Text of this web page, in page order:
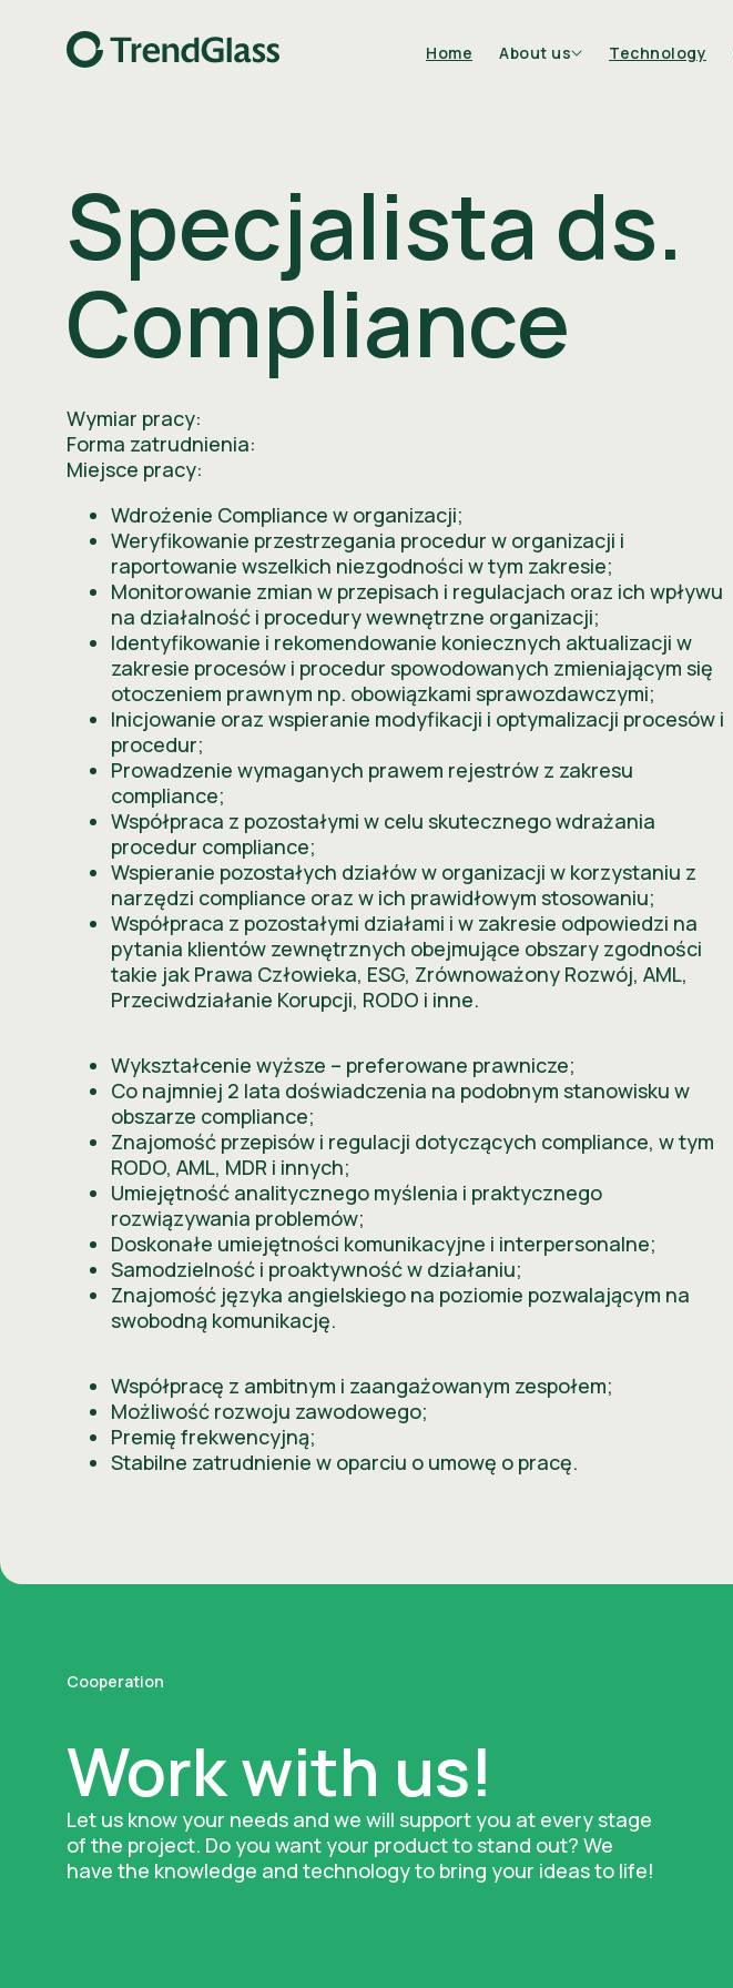
Home About us Technology
Download catalog
History ESG
Specjalista ds.
Compliance
Wymiar pracy:
Forma zatrudnienia:
Miejsce pracy:
Wdrożenie Compliance w organizacji;
Weryfikowanie przestrzegania procedur w organizacji i
raportowanie wszelkich niezgodności w tym zakresie;
Monitorowanie zmian w przepisach i regulacjach oraz ich wpływu
na działalność i procedury wewnętrzne organizacji;
Identyfikowanie i rekomendowanie koniecznych aktualizacji w
zakresie procesów i procedur spowodowanych zmieniającym się
otoczeniem prawnym np. obowiązkami sprawozdawczymi;
Inicjowanie oraz wspieranie modyfikacji i optymalizacji procesów i
procedur;
Prowadzenie wymaganych prawem rejestrów z zakresu
compliance;
Współpraca z pozostałymi w celu skutecznego wdrażania
procedur compliance;
Wspieranie pozostałych działów w organizacji w korzystaniu z
narzędzi compliance oraz w ich prawidłowym stosowaniu;
Współpraca z pozostałymi działami i w zakresie odpowiedzi na
pytania klientów zewnętrznych obejmujące obszary zgodności
takie jak Prawa Człowieka, ESG, Zrównoważony Rozwój, AML,
Przeciwdziałanie Korupcji, RODO i inne.
Wykształcenie wyższe – preferowane prawnicze;
Co najmniej 2 lata doświadczenia na podobnym stanowisku w
obszarze compliance;
Znajomość przepisów i regulacji dotyczących compliance, w tym
RODO, AML, MDR i innych;
Umiejętność analitycznego myślenia i praktycznego
rozwiązywania problemów;
Doskonałe umiejętności komunikacyjne i interpersonalne;
Samodzielność i proaktywność w działaniu;
Znajomość języka angielskiego na poziomie pozwalającym na
swobodną komunikację.
Współpracę z ambitnym i zaangażowanym zespołem;
Możliwość rozwoju zawodowego;
Premię frekwencyjną;
Stabilne zatrudnienie w oparciu o umowę o pracę.
Cooperation
Work with us!
Let us know your needs and we will support you at every stage
of the project. Do you want your product to stand out? We
have the knowledge and technology to bring your ideas to life!